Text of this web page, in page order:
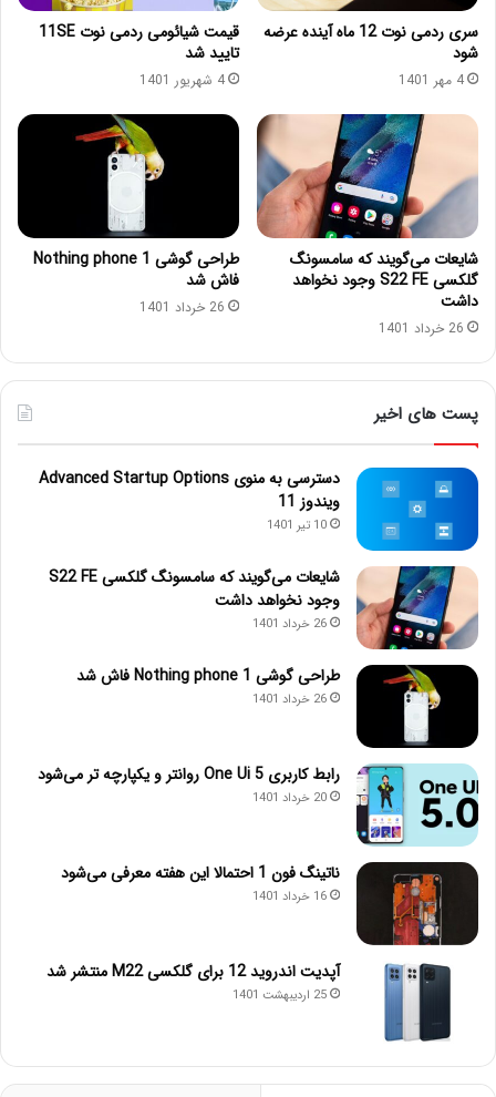
سری ردمی نوت 12 ماه آینده عرضه
شود
4 مهر 1401
قیمت شیائومی ردمی نوت 11SE
تایید شد
4 شهریور 1401
شایعات می‌گویند که سامسونگ
گلکسی S22 FE وجود نخواهد
داشت
26 خرداد 1401
طراحی گوشی Nothing phone 1
فاش شد
26 خرداد 1401
پست های اخیر
دسترسی به منوی Advanced Startup Options
ویندوز 11
10 تیر 1401
شایعات می‌گویند که سامسونگ گلکسی S22 FE
وجود نخواهد داشت
26 خرداد 1401
طراحی گوشی Nothing phone 1 فاش شد
26 خرداد 1401
رابط کاربری One Ui 5 روانتر و یکپارچه تر می‌شود
20 خرداد 1401
ناتینگ فون 1 احتمالا این هفته معرفی می‌شود
16 خرداد 1401
آپدیت اندروید 12 برای گلکسی M22 منتشر شد
25 اردیبهشت 1401